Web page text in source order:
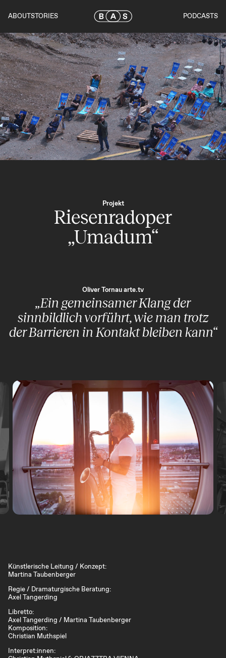
theABOUTSTORIES PODCASTS
Projekt
Riesenradoper
„Umadum“
Oliver Tornau arte.tv
„Ein gemeinsamer Klang der
sinnbildlich vorführt, wie man trotz
der Barrieren in Kontakt bleiben kann“
Künstlerische Leitung / Konzept:
Martina Taubenberger
Regie / Dramaturgische Beratung:
Axel Tangerding
Libretto:
Axel Tangerding / Martina Taubenberger
Komposition:
Christian Muthspiel
Interpret:innen: